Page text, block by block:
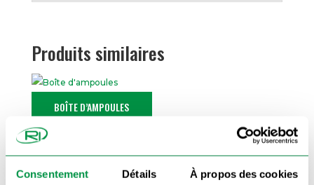
Consentement Détails À propos des cookies
Produits similaires
BOÎTE D’AMPOULES
7€